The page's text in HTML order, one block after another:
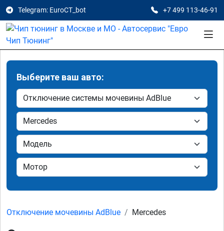
Telegram: EuroCT_bot +7 499 113-46-91
Выберите ваш авто:
Отключение мочевины AdBlue Mercedes